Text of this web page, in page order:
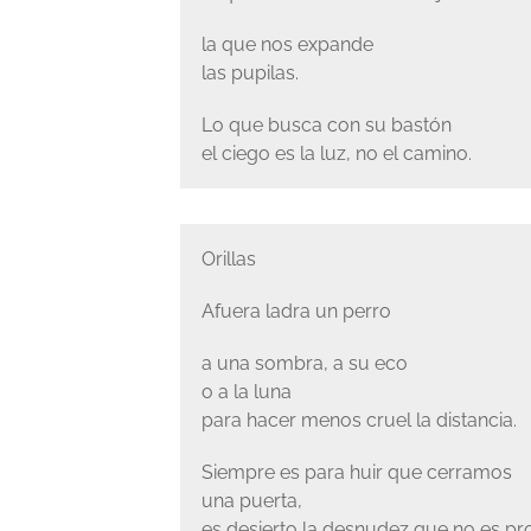
la que nos expande
las pupilas.
Lo que busca con su bastón
el ciego es la luz, no el camino.
Orillas
Afuera ladra un perro
a una sombra, a su eco
o a la luna
para hacer menos cruel la distancia.
Siempre es para huir que cerramos
una puerta,